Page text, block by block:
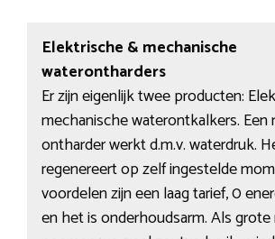
Elektrische & mechanische
waterontharders
Er zijn eigenlijk twee producten:
mechanische waterontkalkers. Een
ontharder werkt d.m.v. waterdruk.
regenereert op zelf ingestelde
voordelen zijn een laag tarief, 0
en het is onderhoudsarm. Als grote